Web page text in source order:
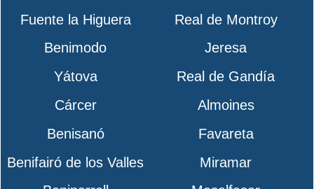
Fuente la Higuera
Real de Montroy
Benimodo
Jeresa
Yátova
Real de Gandía
Cárcer
Almoines
Benisanó
Favareta
Benifairó de los Valles
Miramar